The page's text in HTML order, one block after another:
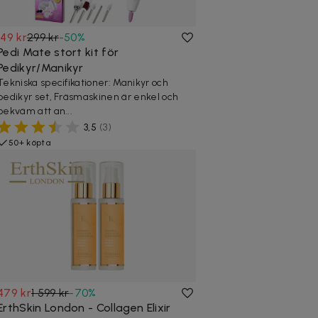
kr299 kr-50%
Mate stort kit för
Manikyr
specifikationer: Manikyr och
set, Fräsmaskinen är enkel och
att an...
3,5 (3)
50+ köpta
kr1 599 kr-70%
London - Collagen Elixir